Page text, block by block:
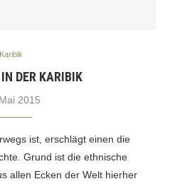
Karibik
DER KARIBIK
2015
ist, erschlägt einen die
Grund ist die ethnische
allen Ecken der Welt hierher